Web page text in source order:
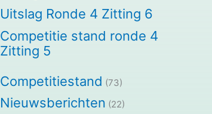
Uitslag Ronde 4 Zitting 6
Competitie stand ronde 4
Zitting 5
Competitiestand (73)
Nieuwsberichten (22)